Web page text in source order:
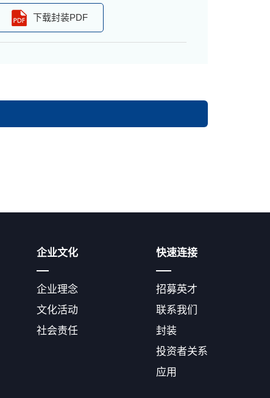
下载封装PDF
企业文化
企业理念
文化活动
社会责任
快速连接
招募英才
联系我们
封装
投资者关系
应用